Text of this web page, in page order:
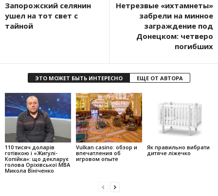
Запорожский селянин
ушел на тот свет с
тайной
Нетрезвые «ихтамнеты»
забрели на минное
заграждение под
Донецком: четверо
погибших
ЭТО МОЖЕТ БЫТЬ ИНТЕРЕСНО ЕЩЕ ОТ АВТОРА
110 тисяч доларів
готівкою і «Жигулі-
Копійка»: що декларує
голова Оріхівської МВА
Микола Вініченко
Vulkan casino: обзор и
впечатления об
игровом опыте
Як правильно вибрати
дитяче ліжечко